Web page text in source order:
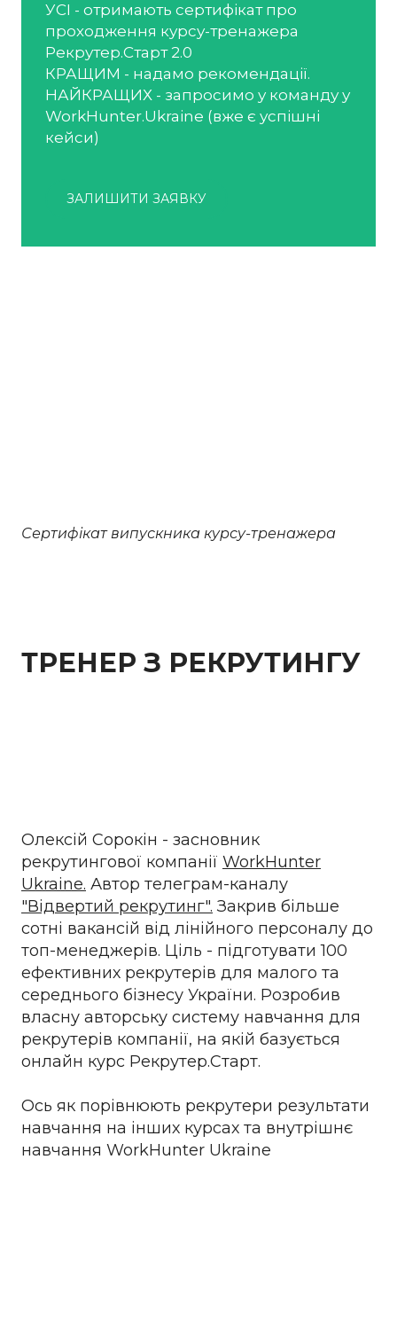
УСІ - отримають сертифікат про
проходження курсу-тренажера
Рекрутер.Старт 2.0
КРАЩИМ - надамо рекомендації.
НАЙКРАЩИХ - запросимо у команду у
WorkHunter.Ukraine (вже є успішні
кейси)
ЗАЛИШИТИ ЗАЯВКУ
Сертифікат випускника курсу-тренажера
ТРЕНЕР З РЕКРУТИНГУ
Олексій Сорокін - засновник
рекрутингової компанії WorkHunter
Ukraine. Автор телеграм-каналу
"Відвертий рекрутинг". Закрив більше
сотні вакансій від лінійного персоналу до
топ-менеджерів. Ціль - підготувати 100
ефективних рекрутерів для малого та
середнього бізнесу України. Розробив
власну авторську систему навчання для
рекрутерів компанії, на якій базується
онлайн курс Рекрутер.Старт.
Ось як порівнюють рекрутери результати
навчання на інших курсах та внутрішнє
навчання WorkHunter Ukraine